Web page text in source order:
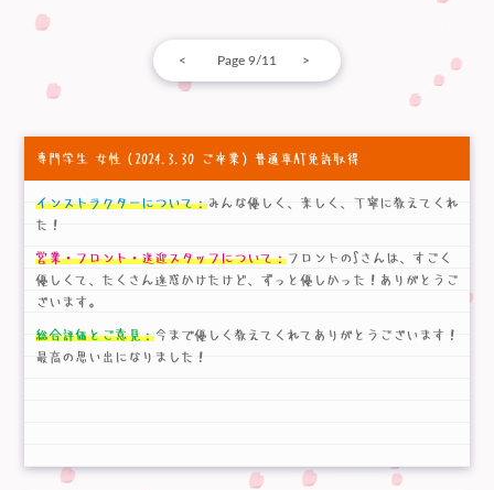
Page 9/11
< >
専門学生 女性 （2024.3.30 ご卒業）普通車AT免許取得
インストラクターについて：みんな優しく、楽しく、丁寧に教えてくれ
た！
営業・フロント・送迎スタッフについて：フロントのSさんは、すごく
優しくて、たくさん迷惑かけたけど、ずっと優しかった！ありがとうご
ざいます。
総合評価とご意見：今まで優しく教えてくれてありがとうございます！
最高の思い出になりました！